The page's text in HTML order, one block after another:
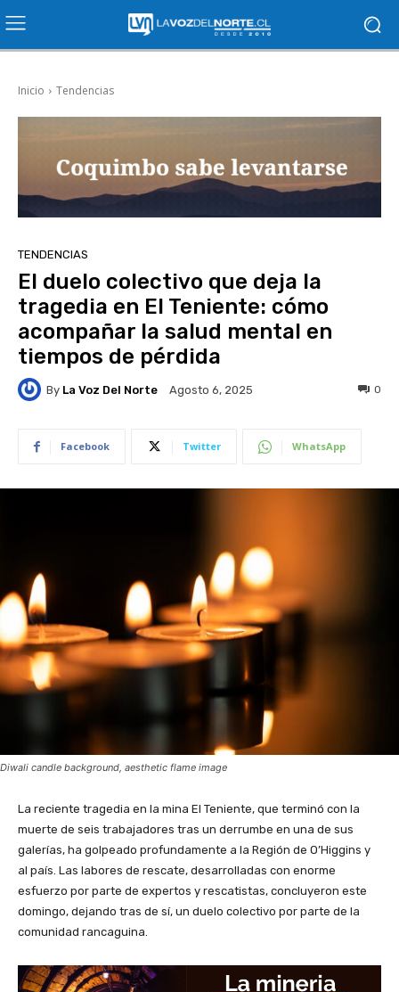
Inicio Tendencias
TENDENCIAS
El duelo colectivo que deja la
tragedia en El Teniente: cómo
acompañar la salud mental en
tiempos de pérdida
By La Voz Del Norte Agosto 6, 2025 0
Facebook Twitter WhatsApp
Diwali candle background, aesthetic flame image
La reciente tragedia en la mina El Teniente, que terminó con la
muerte de seis trabajadores tras un derrumbe en una de sus
galerías, ha golpeado profundamente a la Región de O’Higgins y
al país. Las labores de rescate, desarrolladas con enorme
esfuerzo por parte de expertos y rescatistas, concluyeron este
domingo, dejando tras de sí, un duelo colectivo por parte de la
comunidad rancaguina.